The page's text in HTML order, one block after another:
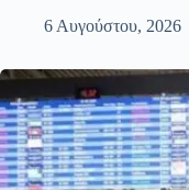
6 Αυγούστου, 2026